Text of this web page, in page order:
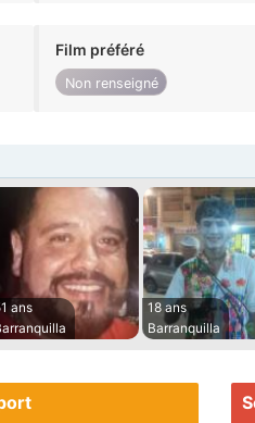
Film préféré
Non renseigné
ans
18 ans
Barranquilla